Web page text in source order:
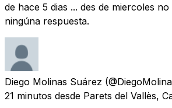
de hace 5 dias ... des de miercoles
ningúna respuesta.
Diego Molinas Suárez
21 minutos desde Parets del Vallès,